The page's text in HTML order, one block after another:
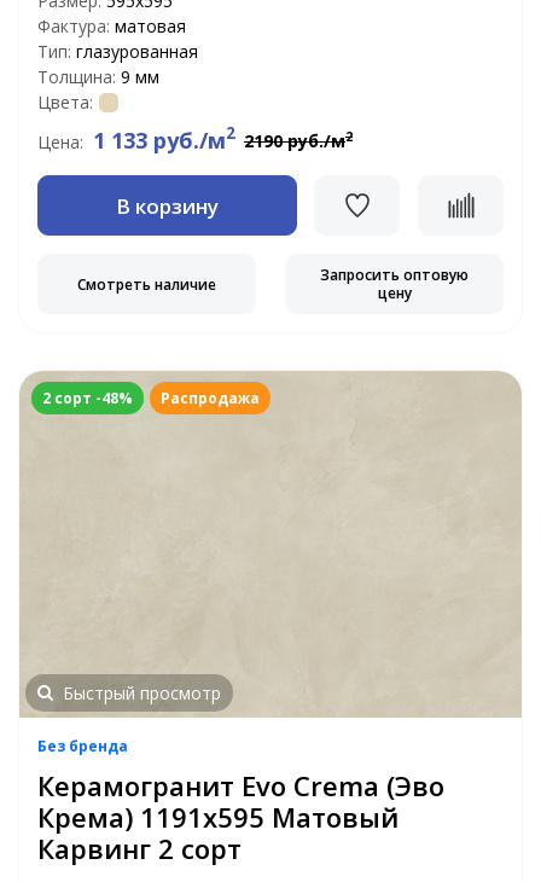
Фактура: матовая
Тип: глазурованная
Толщина: 9 мм
Цвета:
Цена: 1 133 руб./м2 2190 руб./м2
В корзину
Смотреть наличие
Запросить оптовую
цену
2 сорт -48% Распродажа
Быстрый просмотр
Без бренда
Керамогранит Evo Crema (Эво
Крема) 1191x595 Матовый
Карвинг 2 сорт